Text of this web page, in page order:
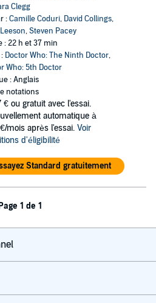
Clegg
:Camille Coduri, David Collings,
,Steven Pacey
: 22 h et 37 min
Doctor Who: The Ninth Doctor,
Who: 5th Doctor
: Anglais
notations
€ ou gratuit avec l'essai.
automatique à
mois après l'essai. Voir
d'éligibilité
Standard gratuitement
Page 1 de 1